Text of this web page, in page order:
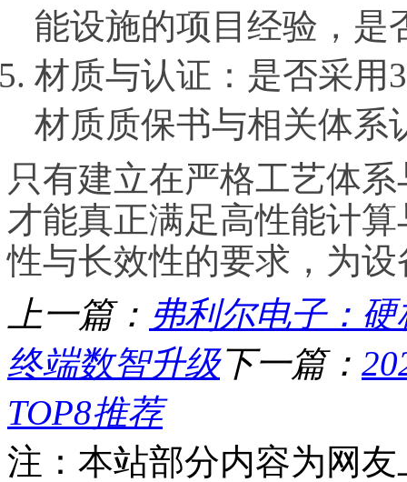
能设施的项目经验，是
材质与认证：是否采用
材质质保书与相关体系
只有建立在严格工艺体
才能真正满足高性能计
性与长效性的要求，为
上一篇： 弗利尔电子：
终端数智升级下一篇：
TOP8推荐
注：本站部分内容为网